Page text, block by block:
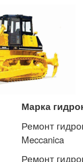
Марка
Ремонт
Meccanica
Ремонт